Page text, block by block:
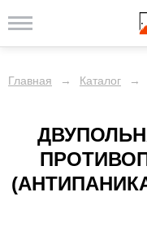
Главная → Каталог →